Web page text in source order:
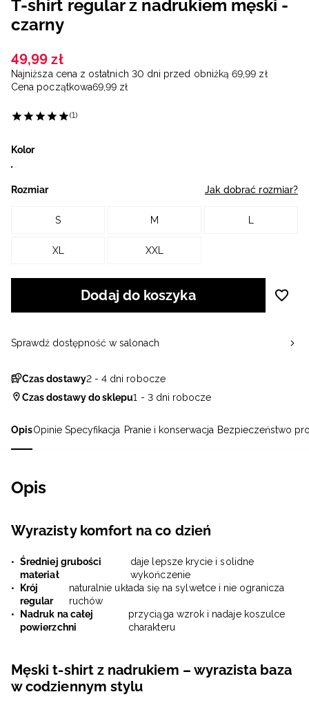
OpisOpinie Specyfikacja Pranie i konserwacja Bezpieczeństwo
Opis
Wyrazisty komfort na co dzień
Średniej grubości
materiał
daje lepsze krycie i solidne
wykończenie
Krój
regular
naturalnie układa się na sylwetce i nie ogranicza
ruchów
Nadruk na całej
powierzchni
przyciąga wzrok i nadaje koszulce
charakteru
Męski t-shirt z nadrukiem – wyrazista baza
w codziennym stylu
T-shirt regular z nadrukiem męski -
czarny
49,99 zł
Najniższa cena z ostatnich 30 dni przed obniżką 69,99 zł
Cena początkowa69,99 zł
(1)
Kolor
Rozmiar Jak dobrać rozmiar?
S M L
XL XXL
Dodaj do koszyka
Czas dostawy2 - 4 dni robocze
Czas dostawy do sklepu1 - 3 dni robocze
Sprawdź dostępność w salonach